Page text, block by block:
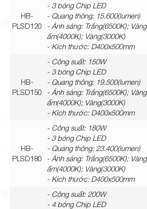
HB-
PLSD120
- 3 bóng Chip LED
- Quang thông: 15.600(lumen)
- Ánh sáng: Trắng(6500K); Vàng
ấm(4000K); Vàng(3000K)
- Kích thước: D400x500mm
HB-
PLSD150
- Công suất: 150W
- 3 bóng Chip LED
- Quang thông: 19.500(lumen)
- Ánh sáng: Trắng(6500K); Vàng
ấm(4000K); Vàng(3000K)
- Kích thước: D400x500mm
HB-
PLSD180
- Công suất: 180W
- 3 bóng Chip LED
- Quang thông: 23.400(lumen)
- Ánh sáng: Trắng(6500K); Vàng
ấm(4000K); Vàng(3000K)
- Kích thước: D400x500mm
- Công suất: 200W
- 4 bóng Chip LED